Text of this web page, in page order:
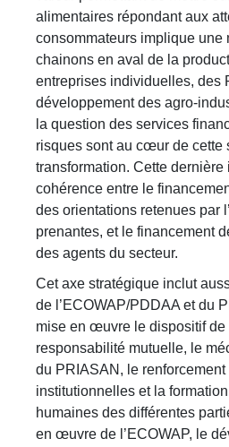
alimentaires répondant aux
consommateurs implique une
chainons en aval de la
entreprises individuelles, des
développement des agro-
la question des services
risques sont au cœur de cette
transformation. Cette dernière
cohérence entre le
des orientations retenues par
prenantes, et le financement
des agents du secteur.
Cet axe stratégique inclut
de l’ECOWAP/PDDAA et du
mise en œuvre le dispositif de
responsabilité mutuelle, le
du PRIASAN, le
institutionnelles et la
humaines des différentes
en œuvre de l’ECOWAP, le